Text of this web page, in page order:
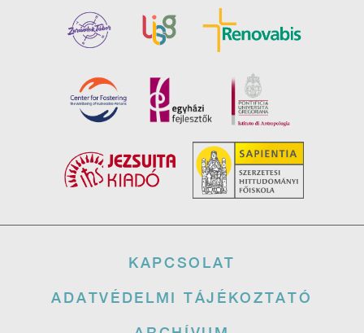
KAPCSOLAT
ADATVÉDELMI TÁJÉKOZTATÓ